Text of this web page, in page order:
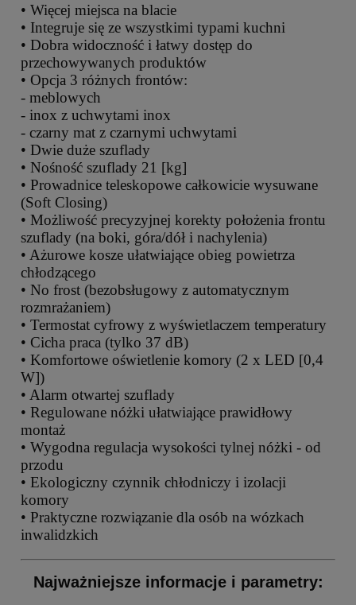
• Więcej miejsca na blacie
• Integruje się ze wszystkimi typami kuchni
• Dobra widoczność i łatwy dostęp do
przechowywanych produktów
• Opcja 3 różnych frontów:
- meblowych
- inox z uchwytami inox
- czarny mat z czarnymi uchwytami
• Dwie duże szuflady
• Nośność szuflady 21 [kg]
• Prowadnice teleskopowe całkowicie wysuwane
(Soft Closing)
• Możliwość precyzyjnej korekty położenia frontu
szuflady (na boki, góra/dół i nachylenia)
• Ażurowe kosze ułatwiające obieg powietrza
chłodzącego
• No frost (bezobsługowy z automatycznym
rozmrażaniem)
• Termostat cyfrowy z wyświetlaczem temperatury
• Cicha praca (tylko 37 dB)
• Komfortowe oświetlenie komory (2 x LED [0,4
W])
• Alarm otwartej szuflady
• Regulowane nóżki ułatwiające prawidłowy
montaż
• Wygodna regulacja wysokości tylnej nóżki - od
przodu
• Ekologiczny czynnik chłodniczy i izolacji
komory
• Praktyczne rozwiązanie dla osób na wózkach
inwalidzkich
Najważniejsze informacje i parametry: